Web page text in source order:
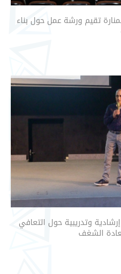
تقيم ورشة عمل حول بناء
وتدريبية حول التعافي
الشغف